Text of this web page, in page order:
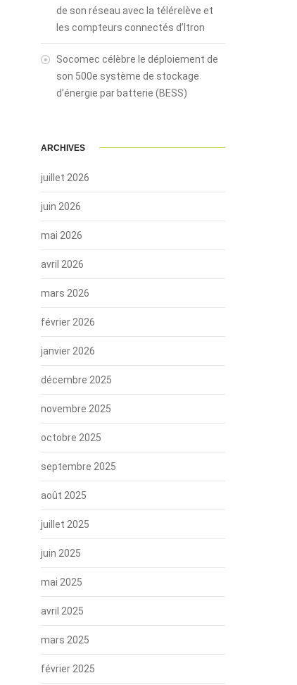
de son réseau avec la télérelève et
les compteurs connectés d’Itron
Socomec célèbre le déploiement de
son 500e système de stockage
d’énergie par batterie (BESS)
ARCHIVES
juillet 2026
juin 2026
mai 2026
avril 2026
mars 2026
février 2026
janvier 2026
décembre 2025
novembre 2025
octobre 2025
septembre 2025
août 2025
juillet 2025
juin 2025
mai 2025
avril 2025
mars 2025
février 2025